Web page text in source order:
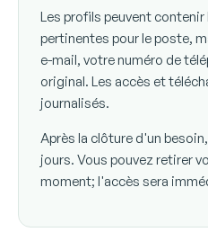
Les profils peuvent
pertinentes pour le poste,
e-mail, votre numéro de
original. Les accès et
journalisés.
Après la clôture d'un
jours. Vous pouvez retirer
moment; l'accès sera